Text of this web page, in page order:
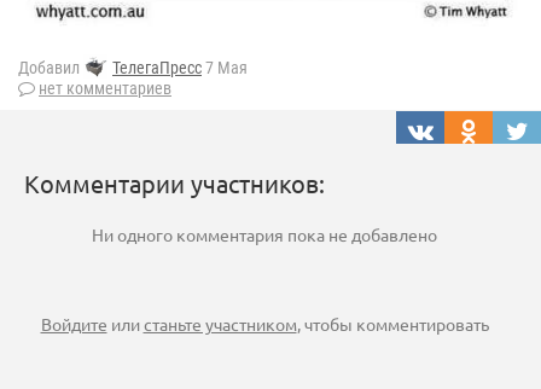
Добавил ТелегаПресс7 Мая
нет комментариев
Комментарии участников:
Ни одного комментария пока не добавлено
Войдите илистаньте участником, чтобы комментировать